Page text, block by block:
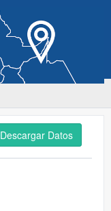
Descargar Datos